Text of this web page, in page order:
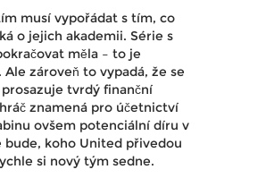
musí vypořádat s tím, co
o jejich akademii. Série s
měla – to je
zároveň to vypadá, že se
tvrdý finanční
znamená pro účetnictví
ovšem potenciální díru v
bude, koho United přivedou
si nový tým sedne.